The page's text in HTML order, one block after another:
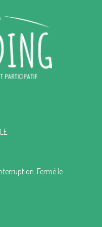
Fermé le